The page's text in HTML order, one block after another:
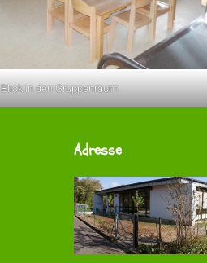
Blick in den Gruppenraum
Adresse